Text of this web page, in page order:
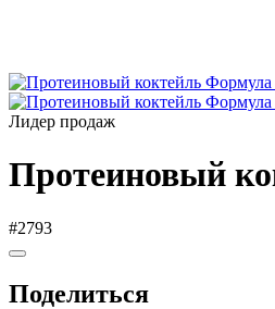
Лидер продаж
Протеиновый
#2793
Поделиться